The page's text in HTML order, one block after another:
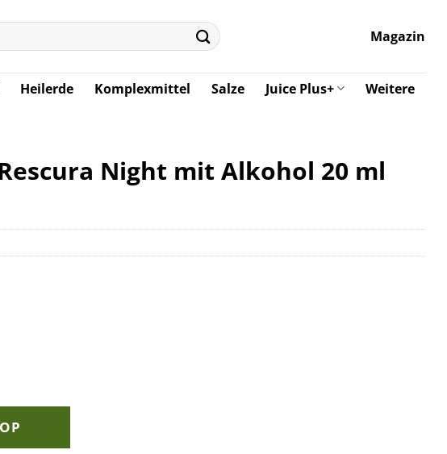
Magazin
Heilerde Komplexmittel Salze Juice Plus+ Weitere
Night mit Alkohol 20 ml
€.